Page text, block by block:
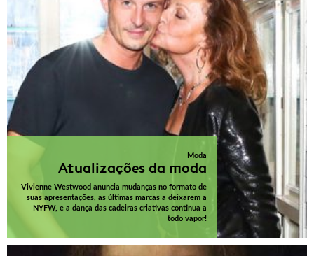
Moda
Atualizações da moda
Vivienne Westwood anuncia mudanças no formato de
suas apresentações, as últimas marcas a deixarem a
NYFW, e a dança das cadeiras criativas continua a
todo vapor!